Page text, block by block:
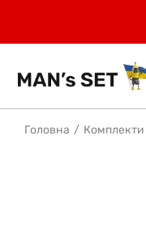
Головна Комплекти